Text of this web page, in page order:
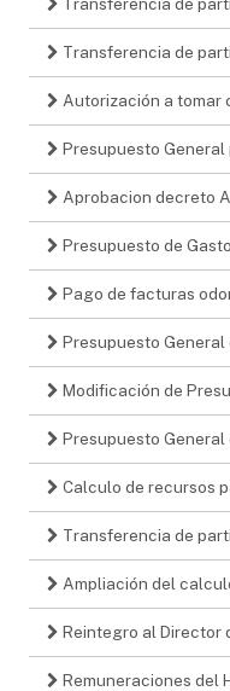
Transferencia de
Autorización a tomar
Presupuesto
Aprobacion decreto
Presupuesto de
Pago de facturas
Presupuesto
Modificación de
Presupuesto
Calculo de recursos
Transferencia de
Ampliación del
Reintegro al Director
Remuneraciones del